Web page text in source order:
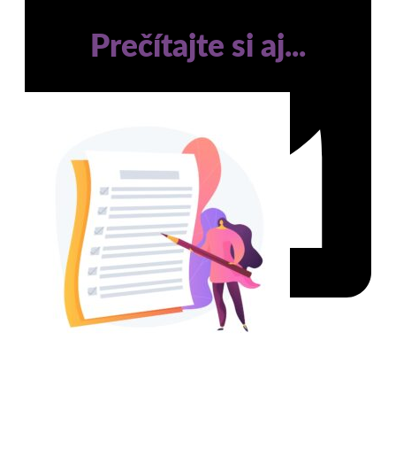
Prečítajte si aj...